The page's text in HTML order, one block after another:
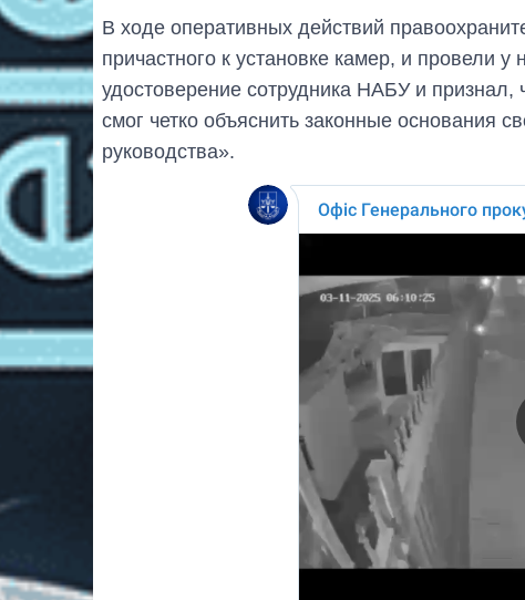
В ходе оперативных действий
причастного к установке камер, и провели
удостоверение сотрудника НАБУ и признал,
смог четко объяснить законные основания
руководства».